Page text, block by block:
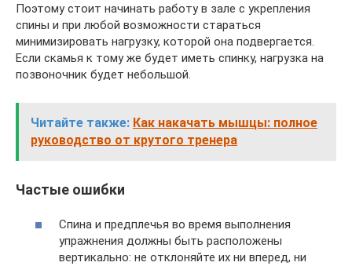
Поэтому стоит начинать работу в зале с укрепления
спины и при любой возможности стараться
минимизировать нагрузку, которой она подвергается.
Если скамья к тому же будет иметь спинку, нагрузка на
позвоночник будет небольшой.
Читайте также: Как накачать мышцы: полное
руководство от крутого тренера
Частые ошибки
Спина и предплечья во время выполнения
упражнения должны быть расположены
вертикально: не отклоняйте их ни вперед, ни